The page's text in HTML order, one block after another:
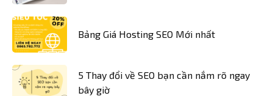
Bảng Giá Hosting SEO Mới nhất
5 Thay đổi về SEO bạn cần nắm rõ ngay
bây giờ